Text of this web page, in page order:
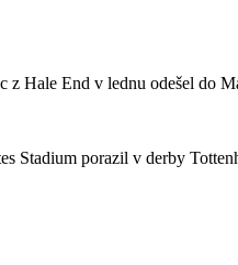
z Hale End v lednu odešel do
Stadium porazil v derby